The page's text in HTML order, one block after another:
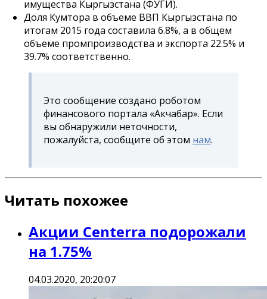
имущества Кыргызстана (ФУГИ).
Доля Кумтора в объеме ВВП Кыргызстана по
итогам 2015 года составила 6.8%, а в общем
объеме промпроизводства и экспорта 22.5% и
39.7% соответственно.
Это сообщение создано роботом
финансового портала «Акчабар». Если
вы обнаружили неточности,
пожалуйста, сообщите об этом нам.
Читать похожее
Акции Centerra подорожали
на 1.75%
04.03.2020, 20:20:07